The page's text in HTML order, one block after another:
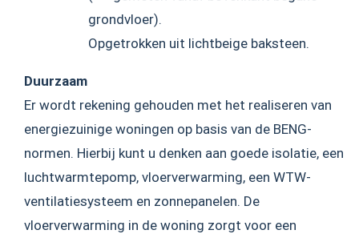
grondvloer).
Opgetrokken uit lichtbeige baksteen.
Duurzaam
Er wordt rekening gehouden met het realiseren van
energiezuinige woningen op basis van de BENG-
normen. Hierbij kunt u denken aan goede isolatie, een
luchtwarmtepomp, vloerverwarming, een WTW-
ventilatiesysteem en zonnepanelen. De
vloerverwarming in de woning zorgt voor een